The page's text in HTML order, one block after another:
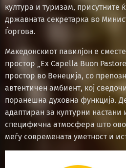
култура и туризам, присутните
државната секретарка во
Ѓоргова.
Македонскиот павилјон е
простор „Ex Capella Buon
простор во Венеција, со
автентичен амбиент, кој
поранешна духовна функција.
адаптиран за културни
специфична атмосфера што
меѓу современата уметност и